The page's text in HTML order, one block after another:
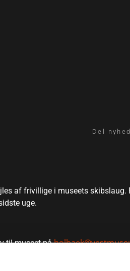
Del
af frivillige i museets skibslaug.
uge.
til museet på